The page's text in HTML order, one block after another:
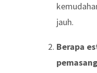
jauh.
Berapa